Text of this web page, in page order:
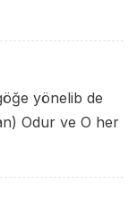
yönelib de
Odur ve O her